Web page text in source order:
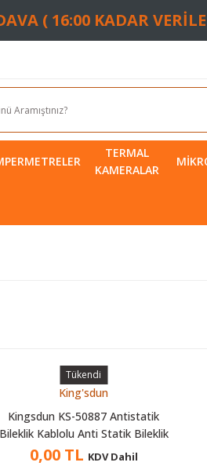
( 16:00 KADAR
TERMAL
KAMERALAR
Tükendi
King'sdun
Kingsdun KS-50887 Antistatik
Bileklik Kablolu Anti Statik Bileklik
0,00 TL KDV Dahil